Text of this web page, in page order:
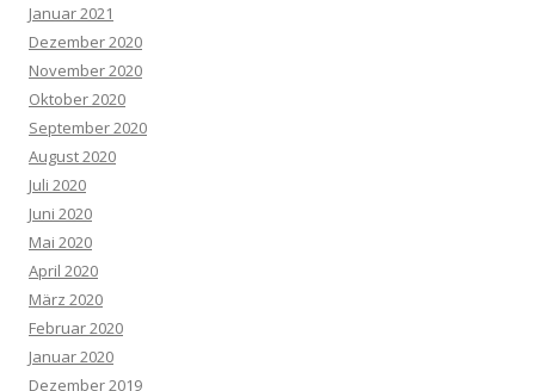
Januar 2021
Dezember 2020
November 2020
Oktober 2020
September 2020
August 2020
Juli 2020
Juni 2020
Mai 2020
April 2020
März 2020
Februar 2020
Januar 2020
Dezember 2019